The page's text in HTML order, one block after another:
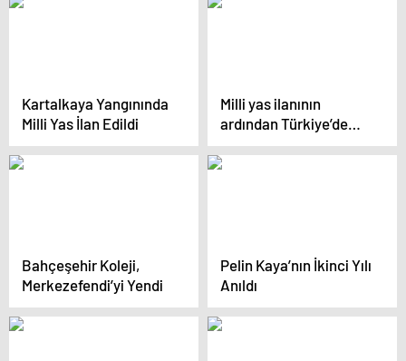
Kartalkaya Yangınında
Milli Yas İlan Edildi
Milli yas ilanının
ardından Türkiye’de
bayraklar yarıya
indirildi
Bahçeşehir Koleji,
Merkezefendi’yi Yendi
Pelin Kaya’nın İkinci Yılı
Anıldı